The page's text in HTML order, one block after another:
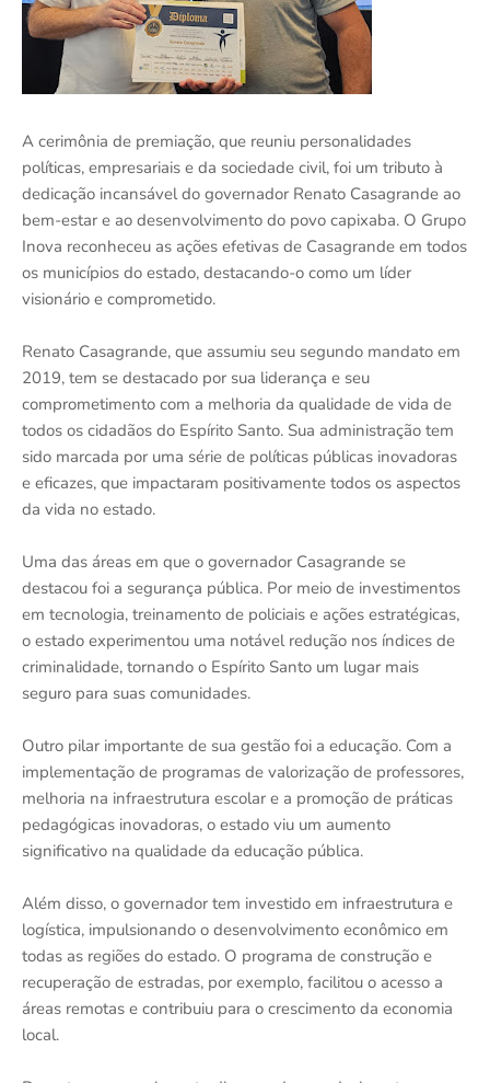
A cerimônia de premiação, que reuniu personalidades
políticas, empresariais e da sociedade civil, foi um tributo à
dedicação incansável do governador Renato Casagrande ao
bem-estar e ao desenvolvimento do povo capixaba. O Grupo
Inova reconheceu as ações efetivas de Casagrande em todos
os municípios do estado, destacando-o como um líder
visionário e comprometido.
Renato Casagrande, que assumiu seu segundo mandato em
2019, tem se destacado por sua liderança e seu
comprometimento com a melhoria da qualidade de vida de
todos os cidadãos do Espírito Santo. Sua administração tem
sido marcada por uma série de políticas públicas inovadoras
e eficazes, que impactaram positivamente todos os aspectos
da vida no estado.
Uma das áreas em que o governador Casagrande se
destacou foi a segurança pública. Por meio de investimentos
em tecnologia, treinamento de policiais e ações estratégicas,
o estado experimentou uma notável redução nos índices de
criminalidade, tornando o Espírito Santo um lugar mais
seguro para suas comunidades.
Outro pilar importante de sua gestão foi a educação. Com a
implementação de programas de valorização de professores,
melhoria na infraestrutura escolar e a promoção de práticas
pedagógicas inovadoras, o estado viu um aumento
significativo na qualidade da educação pública.
Além disso, o governador tem investido em infraestrutura e
logística, impulsionando o desenvolvimento econômico em
todas as regiões do estado. O programa de construção e
recuperação de estradas, por exemplo, facilitou o acesso a
áreas remotas e contribuiu para o crescimento da economia
local.